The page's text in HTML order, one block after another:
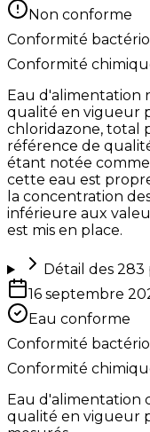
Non conforme
Conformité
Conformité
Eau d'alimentation
qualité en vigueur
chloridazone, total
référence de
étant notée
cette eau est
la concentration
inférieure aux
est mis en place.
Détail des 283
16 septembre
Eau conforme
Conformité
Conformité
Eau d'alimentation
qualité en vigueur